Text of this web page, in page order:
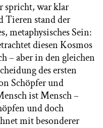
spricht, war klar
Tieren stand der
metaphysisches Sein:
diesen Kosmos
– aber in den gleichen
des ersten
Schöpfer und
ist Mensch –
und doch
mit besonderer